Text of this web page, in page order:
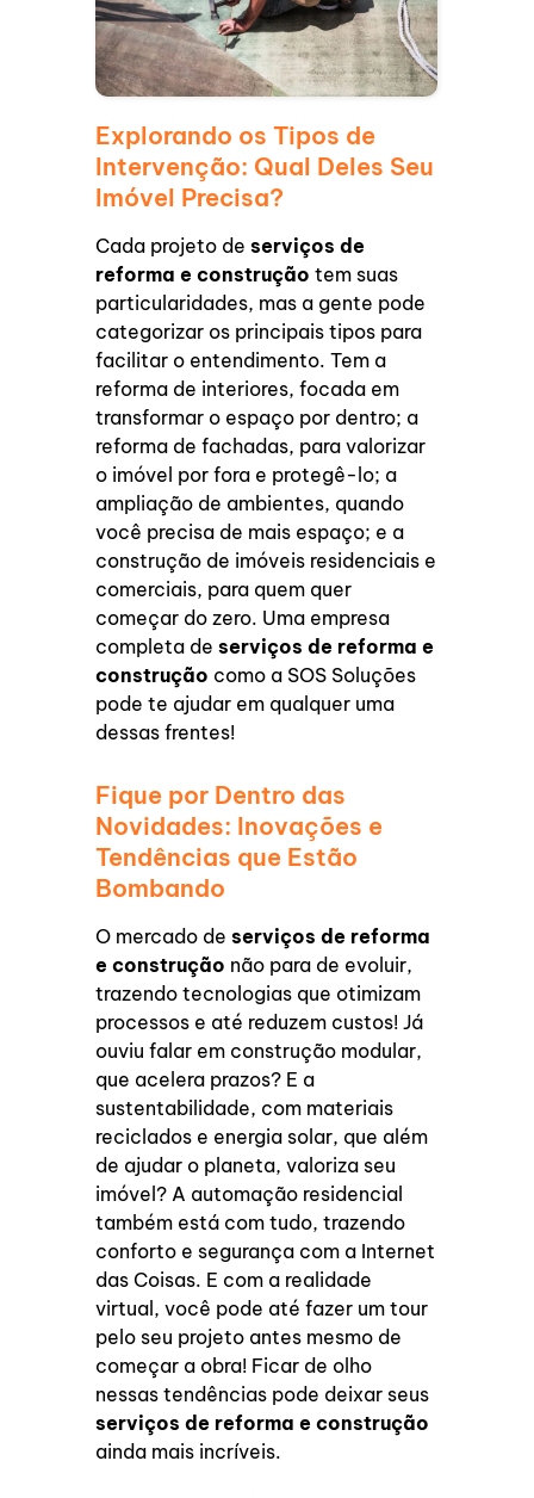
Explorando os Tipos de
Intervenção: Qual Deles Seu
Imóvel Precisa?
Cada projeto deserviços de
reforma e construção tem suas
particularidades, mas a gente pode
categorizar os principais tipos para
facilitar o entendimento. Tem a
reforma de interiores, focada em
transformar o espaço por dentro; a
reforma de fachadas, para valorizar
o imóvel por fora e protegê-lo; a
ampliação de ambientes, quando
você precisa de mais espaço; e a
construção de imóveis residenciais e
comerciais, para quem quer
começar do zero. Uma empresa
completa deserviços de reforma e
construção como a SOS Soluções
pode te ajudar em qualquer uma
dessas frentes!
Fique por Dentro das
Novidades: Inovações e
Tendências que Estão
Bombando
O mercado deserviços de reforma
e construção não para de evoluir,
trazendo tecnologias que otimizam
processos e até reduzem custos! Já
ouviu falar em construção modular,
que acelera prazos? E a
sustentabilidade, com materiais
reciclados e energia solar, que além
de ajudar o planeta, valoriza seu
imóvel? A automação residencial
também está com tudo, trazendo
conforto e segurança com a Internet
das Coisas. E com a realidade
virtual, você pode até fazer um tour
pelo seu projeto antes mesmo de
começar a obra! Ficar de olho
nessas tendências pode deixar seus
serviços de reforma e construção
ainda mais incríveis.